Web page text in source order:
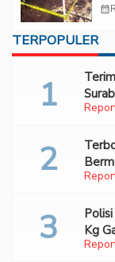
calendar_month
TERPOPULER
Kg